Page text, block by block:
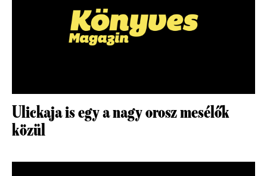
Ulickaja is egy a nagy orosz mesélők
közül